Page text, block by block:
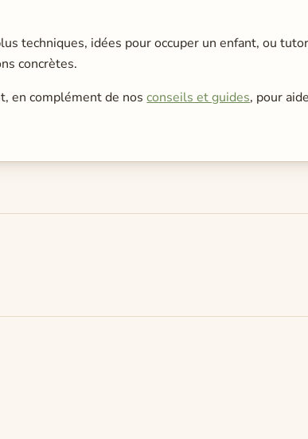
techniques, idées pour occuper un enfant, ou
concrètes.
en complément de nosconseils et guides, pour